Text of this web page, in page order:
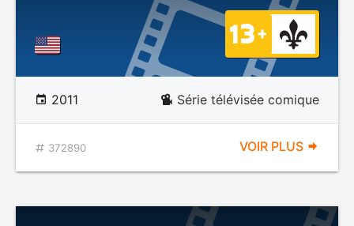
2011 Série télévisée comique
372890 VOIR PLUS